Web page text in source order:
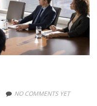
NO COMMENTS YET